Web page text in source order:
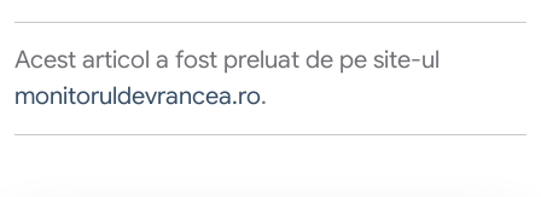
Acest articol a fost preluat de pe site-ul
monitoruldevrancea.ro.